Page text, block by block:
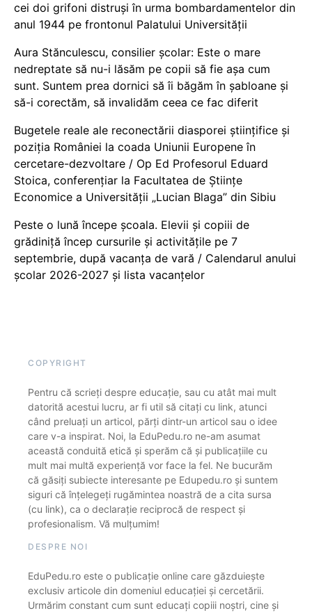
cei doi grifoni distruși în urma bombardamentelor din
anul 1944 pe frontonul Palatului Universității
Aura Stănculescu, consilier școlar: Este o mare
nedreptate să nu-i lăsăm pe copii să fie așa cum
sunt. Suntem prea dornici să îi băgăm în șabloane și
să-i corectăm, să invalidăm ceea ce fac diferit
Bugetele reale ale reconectării diasporei științifice și
poziția României la coada Uniunii Europene în
cercetare-dezvoltare / Op Ed Profesorul Eduard
Stoica, conferențiar la Facultatea de Științe
Economice a Universității „Lucian Blaga” din Sibiu
Peste o lună începe școala. Elevii și copiii de
grădiniță încep cursurile și activitățile pe 7
septembrie, după vacanța de vară / Calendarul anului
școlar 2026-2027 și lista vacanțelor
COPYRIGHT
Pentru că scrieți despre educație, sau cu atât mai mult
datorită acestui lucru, ar fi util să citați cu link, atunci
când preluați un articol, părți dintr-un articol sau o idee
care v-a inspirat. Noi, la EduPedu.ro ne-am asumat
această conduită etică și sperăm că și publicațiile cu
mult mai multă experiență vor face la fel. Ne bucurăm
că găsiți subiecte interesante pe Edupedu.ro și suntem
siguri că înțelegeți rugămintea noastră de a cita sursa
(cu link), ca o declarație reciprocă de respect și
profesionalism. Vă mulțumim!
DESPRE NOI
EduPedu.ro este o publicație online care găzduiește
exclusiv articole din domeniul educației și cercetării.
Urmărim constant cum sunt educați copiii noștri, cine și